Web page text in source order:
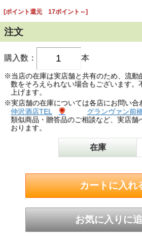
[ポイント還元 17ポイント～]
注文
購入数： 本
※当店の在庫は実店舗と共有のため、流動
数をそろえられない場合もございます。
上げます。
※実店舗の在庫については各店にお問い合
仲沢酒店TEL
グランヴァン前
類似商品・贈答品のご相談など、実店舗
おります。
在庫